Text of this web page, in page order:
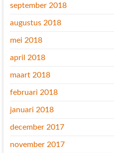
september 2018
augustus 2018
mei 2018
april 2018
maart 2018
februari 2018
januari 2018
december 2017
november 2017